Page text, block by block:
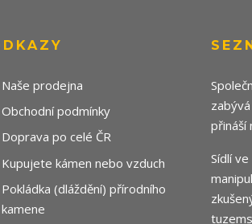
Naše prodejna
Obchodní podmínky
Doprava po celé ČR
Kupujete kámen nebo vzduch
Pokládka (dláždění) přírodního
kamene
přináší
Sídlí